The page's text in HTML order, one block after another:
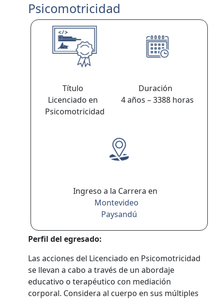
Psicomotricidad
Título
Licenciado en
Psicomotricidad
Duración
4 años – 3388 horas
Ingreso a la Carrera en
Montevideo
Paysandú
Perfil del egresado:
Las acciones del Licenciado en Psicomotricidad
se llevan a cabo a través de un abordaje
educativo o terapéutico con mediación
corporal. Considera al cuerpo en sus múltiples